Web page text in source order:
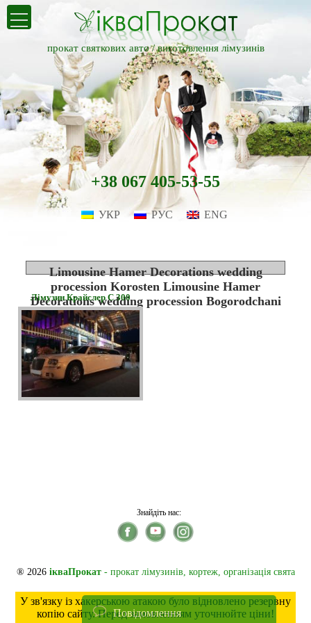
прокат святкових авто /виготовлення лімузинів
+38 067 405-53-55
УКР РУС ENG
Limousine Hamer Decorations wedding
procession Korosten Limousine Hamer
Decorations wedding procession Bogorodchani
Лімузин Крайслер С 300
Знайдіть нас:
® 2026 ікваПрокат- прокат лімузинів, кортеж, організація свята
У зв'язку із хакерською атакою було відновлено резервну
копію сайту. Перед замовленням уточнюйте ціни!
Повідомлення